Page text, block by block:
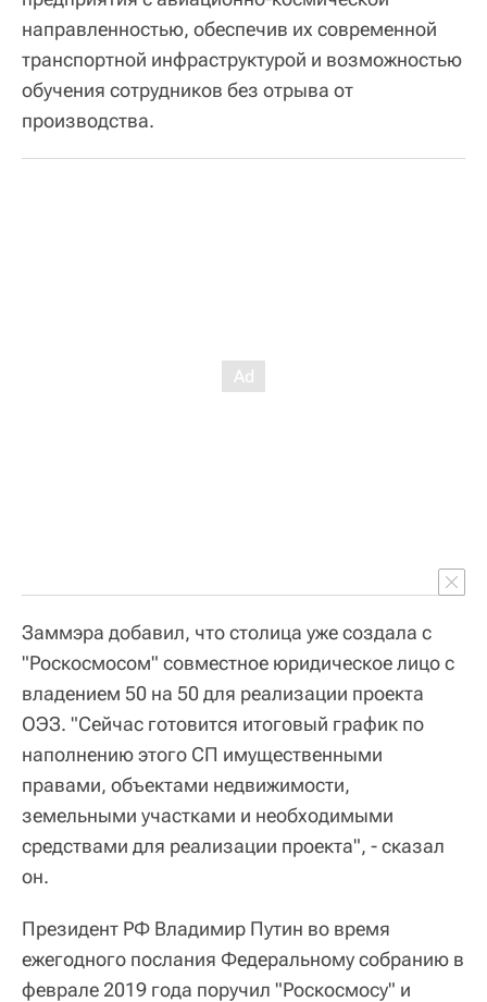
направленностью, обеспечив их современной
транспортной инфраструктурой и возможностью
обучения сотрудников без отрыва от
производства.
Заммэра добавил, что столица уже создала с
"Роскосмосом" совместное юридическое лицо с
владением 50 на 50 для реализации проекта
ОЭЗ. "Сейчас готовится итоговый график по
наполнению этого СП имущественными
правами, объектами недвижимости,
земельными участками и необходимыми
средствами для реализации проекта", - сказал
он.
Президент РФ Владимир Путин во время
ежегодного послания Федеральному собранию в
феврале 2019 года поручил "Роскосмосу" и